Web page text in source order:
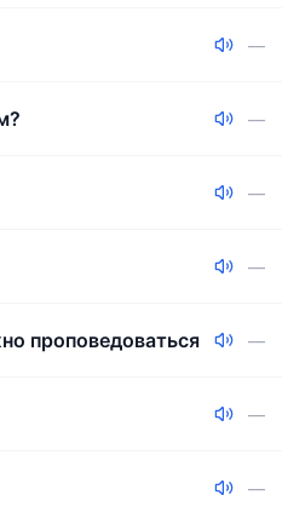
—
—
—
—
проповедоваться —
—
—